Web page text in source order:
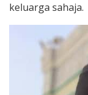
keluarga sahaja.